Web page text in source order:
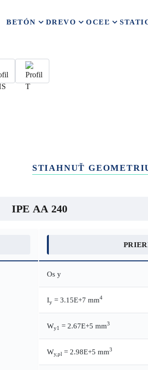
BETÓN DREVO OCEĽ
STIAHNUŤ
IPE AA 240
Os y
Iy = 3.15E+7 mm4
Wy1 = 2.67E+5 mm3
Wy,pl = 2.98E+5 mm3